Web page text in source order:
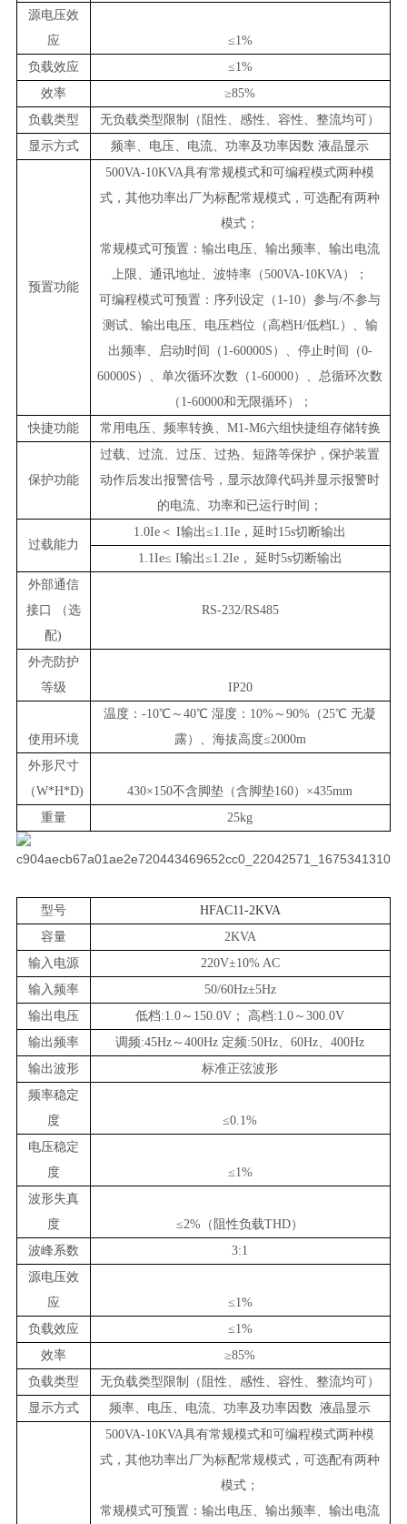
源电压效
应
≤1%
负载效应
≤1%
效率
≥85%
负载类型
无负载类型限制（阻性、感性、容性、整流均可）
显示方式
频率、电压、电流、功率及功率因数液晶显示
预置功能
500VA-10KVA具有常规模式和可编程模式两种模
式，其他功率出厂为标配常规模式，可选配有两种
模式；
常规模式可预置：输出电压、输出频率 、输出电流
上限 、通讯地址、波特率（500VA-10KVA）；
可编程模式可预置：序列设定（1-10）参与/不参与
测试、输出电压、电压档位（高档H/低档L）、输
出频率、启动时间（1-60000S）、停止时间（0-
60000S）、单次循环次数（1-60000）、总循环次数
（1-60000和无限循环）；
快捷功能
常用电压、频率转换 M1-M6六组快捷组存储转换
保护功能
过载、过流、过压、过热、短路等保护，保护装置
动作后发出报警信号，显示故障代码并显示报警时
的电流、功率和已运行时间；
过载能力
1.0Ie＜ I输出≤1.1Ie，延时15s切断输出
1.1Ie≤ I输出≤1.2Ie， 延时5s切断输出
外部通信
接口 （选
配)
RS-232/RS485
外壳防护
等级
IP20
使用环境
温度：-10℃～40℃ 湿度：10%～90%（25℃ 无凝
露）、海拔高度≤2000m
外形尺寸
（W*H*D)
430×150不含脚垫（含脚垫160） ×435mm
重量
25kg
型号
HFAC11-2KVA
容量
2KVA
输入电源
220V±10% AC
输入频率
50/60Hz±5Hz
输出电压
低档:1.0～150.0V； 高档:1.0～300.0V
输出频率
调频:45Hz～400Hz 定频:50Hz、60Hz、400Hz
输出波形
标准正弦波形
频率稳定
度
≤0.1%
电压稳定
度
≤1%
波形失真
度
≤2%（阻性负载THD）
波峰系数
3:1
源电压效
应
≤1%
负载效应
≤1%
效率
≥85%
负载类型
无负载类型限制（阻性、感性、容性、整流均可）
显示方式
频率、电压、电流、功率及功率因数 液晶显示
500VA-10KVA具有常规模式和可编程模式两种模
式，其他功率出厂为标配常规模式，可选配有两种
模式；
常规模式可预置：输出电压、输出频率 、输出电流